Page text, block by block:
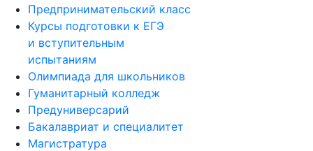
Предпринимательский класс
Курсы подготовки к ЕГЭ
и вступительным
испытаниям
Олимпиада для школьников
Гуманитарный колледж
Предуниверсарий
Бакалавриат и специалитет
Магистратура